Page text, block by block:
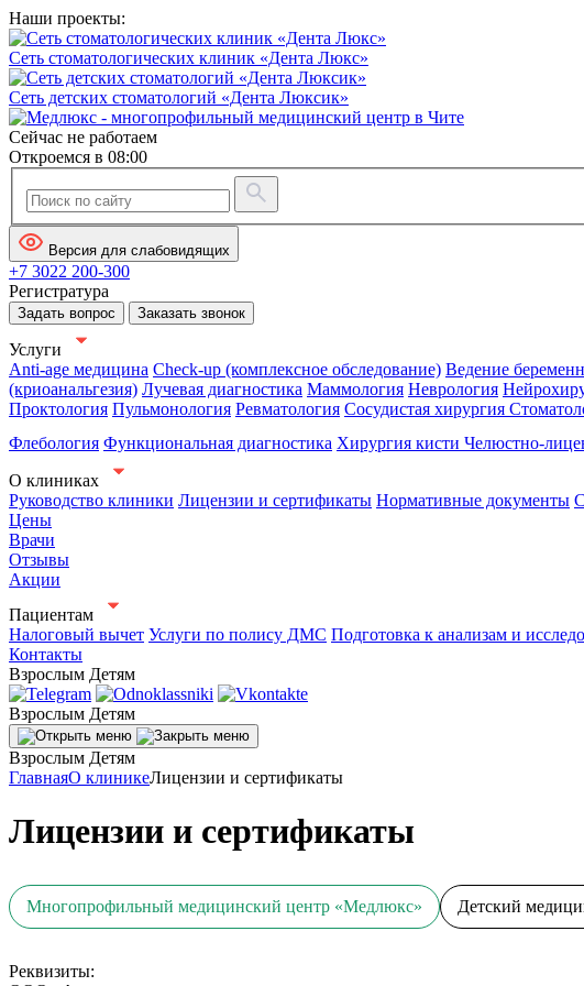
Наши проекты:
Сеть стоматологических клиник «Дента Люкс»
Сеть детских стоматологий «Дента Люксик»
Сейчас не работаем
Откроемся в 08:00
Версия для слабовидящих
+7 3022 200-300
Регистратура
Задать вопрос Заказать звонок
Услуги
Anti-age медицина Check-up (комплексное обследование) Ведение
(криоанальгезия) Лучевая диагностика Маммология Неврология
Проктология Пульмонология Ревматология Сосудистая хирургия
Флебология Функциональная диагностика Хирургия кисти Челюстно-
О клиниках
Руководство клиники Лицензии и сертификаты Нормативные документы
Цены
Врачи
Отзывы
Акции
Пациентам
Налоговый вычет Услуги по полису ДМС Подготовка к анализам и
Контакты
Взрослым Детям
Взрослым Детям
Взрослым Детям
ГлавнаяО клиникеЛицензии и сертификаты
Лицензии и сертификаты
Многопрофильный медицинский центр «Медлюкс» Детский
Реквизиты: